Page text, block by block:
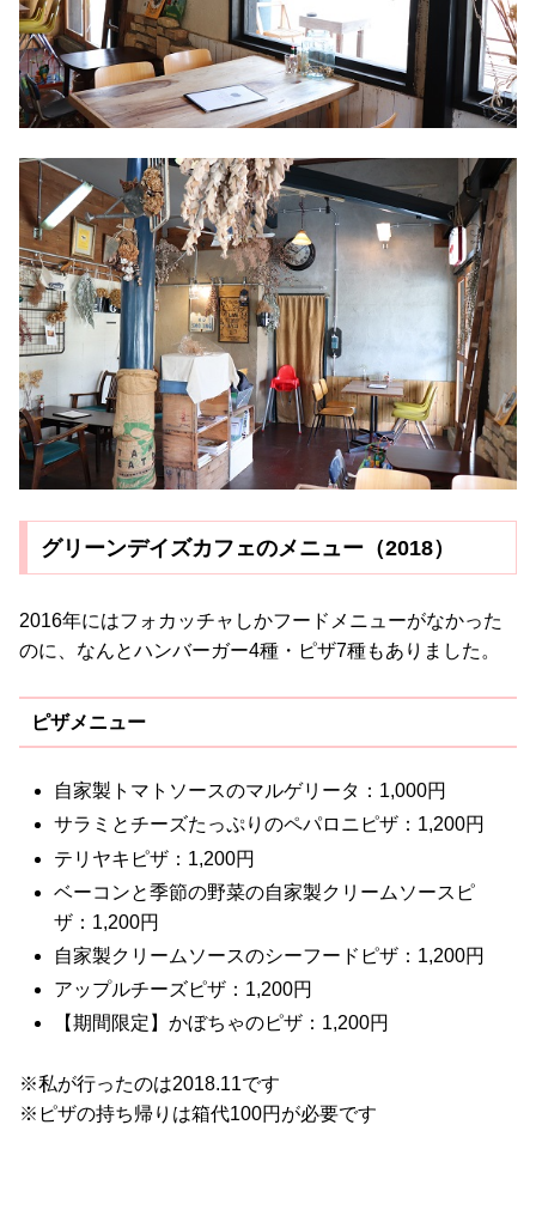
グリーンデイズカフェのメニュー（2018）
2016年にはフォカッチャしかフードメニューがなかった
のに、なんとハンバーガー4種・ピザ7種もありました。
ピザメニュー
自家製トマトソースのマルゲリータ：1,000円
サラミとチーズたっぷりのペパロニピザ：1,200円
テリヤキピザ：1,200円
ベーコンと季節の野菜の自家製クリームソースピ
ザ：1,200円
自家製クリームソースのシーフードピザ：1,200円
アップルチーズピザ：1,200円
【期間限定】かぼちゃのピザ：1,200円
※私が行ったのは2018.11です
※ピザの持ち帰りは箱代100円が必要です